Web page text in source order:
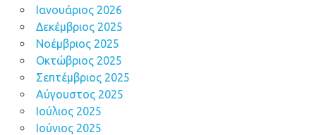
Ιανουάριος 2026
Δεκέμβριος 2025
Νοέμβριος 2025
Οκτώβριος 2025
Σεπτέμβριος 2025
Αύγουστος 2025
Ιούλιος 2025
Ιούνιος 2025